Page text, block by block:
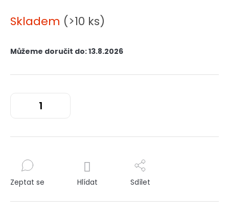
cena:
Skladem (>10 ks)
Můžeme doručit do:13.8.2026
Zeptat se Hlídat Sdílet